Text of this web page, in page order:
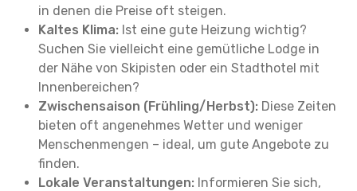
in denen die Preise oft steigen.
Kaltes Klima: Ist eine gute Heizung wichtig?
Suchen Sie vielleicht eine gemütliche Lodge in
der Nähe von Skipisten oder ein Stadthotel mit
Innenbereichen?
Zwischensaison (Frühling/Herbst): Diese Zeiten
bieten oft angenehmes Wetter und weniger
Menschenmengen – ideal, um gute Angebote zu
finden.
Lokale Veranstaltungen: Informieren Sie sich,